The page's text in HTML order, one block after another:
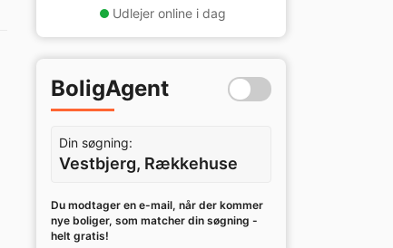
Udlejer online i dag
BoligAgent
Din søgning:
Vestbjerg, Rækkehuse
Du modtager en e-mail, når der kommer
nye boliger, som matcher din søgning -
helt gratis!